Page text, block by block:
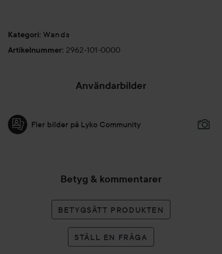
Kategori: Wands
Artikelnummer: 2962-101-0000
Användarbilder
Fler bilder på Lyko Community
Betyg & kommentarer
BETYGSÄTT PRODUKTEN
STÄLL EN FRÅGA